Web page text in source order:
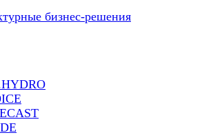
бизнес-решения